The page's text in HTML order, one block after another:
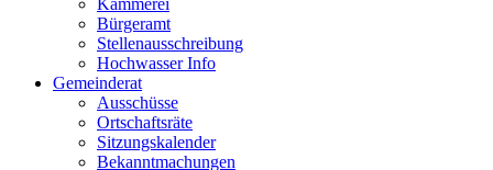
Kämmerei
Bürgeramt
Stellenausschreibung
Hochwasser Info
Gemeinderat
Ausschüsse
Ortschaftsräte
Sitzungskalender
Bekanntmachungen